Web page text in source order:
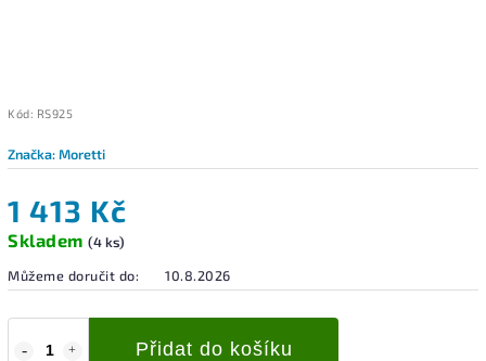
Kód: RS925
Značka:Moretti
1 413 Kč
Skladem (4 ks)
Můžeme doručit do:
10.8.2026
Přidat do košíku